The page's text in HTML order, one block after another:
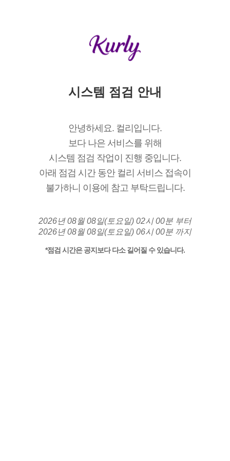
시스템 점검 안내
안녕하세요. 컬리입니다.
보다 나은 서비스를 위해
시스템 점검 작업이 진행 중입니다.
아래 점검 시간 동안 컬리 서비스 접속이
불가하니 이용에 참고 부탁드립니다.
2026년 08월 08일(토요일) 02시 00분 부터
2026년 08월 08일(토요일) 06시 00분 까지
*점검 시간은 공지보다 다소 길어질 수 있습니다.